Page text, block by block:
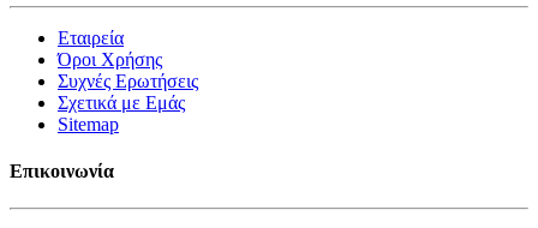
Εταιρεία
Όροι Χρήσης
Συχνές Ερωτήσεις
Σχετικά με Εμάς
Sitemap
Επικοινωνία